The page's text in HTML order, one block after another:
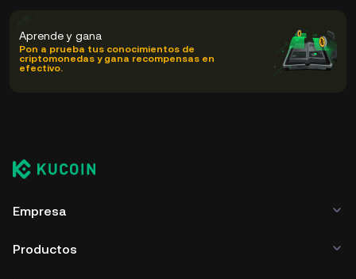
Aprende y gana
Pon a prueba tus conocimientos de
criptomonedas y gana recompensas en
efectivo.
Empresa
Productos